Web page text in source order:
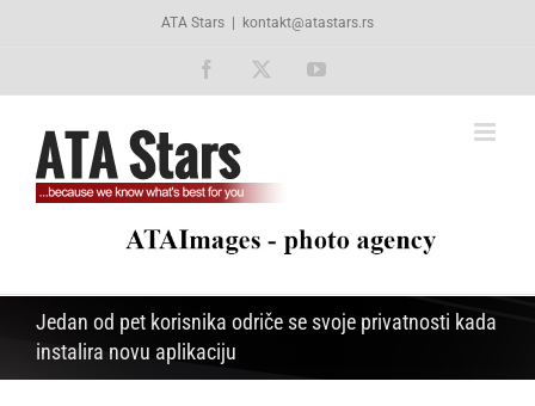
ATA Stars kontakt@atastars.rs
Facebook YouTube
Jedan od pet korisnika odriče se svoje privatnosti kada
instalira novu aplikaciju